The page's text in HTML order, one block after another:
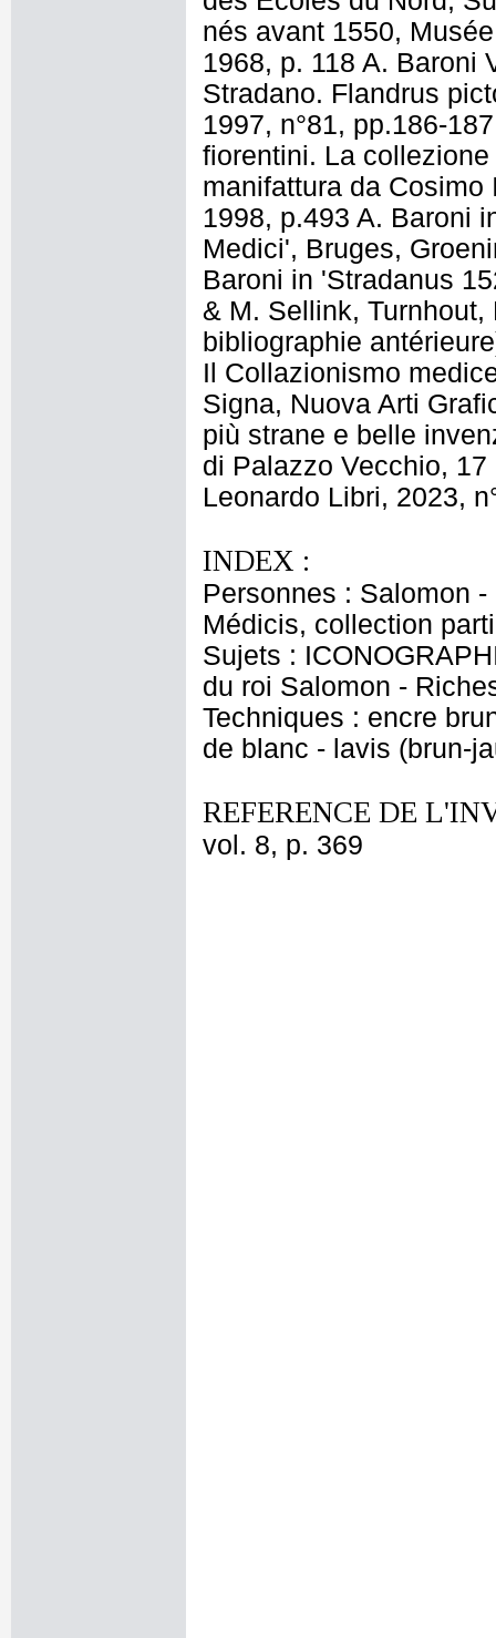
nés avant 1550,
1968, p. 118 A. Baroni
Stradano. Flandrus
1997, n°81, pp.186-
fiorentini. La
manifattura da
1998, p.493 A. Baroni
Medici', Bruges,
Baroni in 'Stradanus
& M. Sellink,
bibliographie
Il Collazionismo
Signa, Nuova Arti
più strane e belle
di Palazzo Vecchio,
Leonardo Libri, 2023,
INDEX :
Personnes : Salomon
Médicis, collection
Sujets :
du roi Salomon -
Techniques : encre
de blanc - lavis (brun-
REFERENCE DE
vol. 8, p. 369